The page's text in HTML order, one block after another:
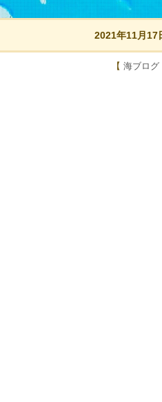
2021年11月17
【 海ブログ